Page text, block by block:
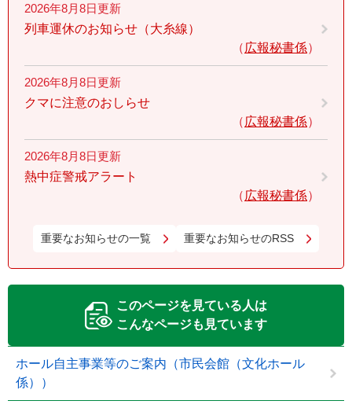
2026年8月8日更新
列車運休のお知らせ（大糸線）
広報秘書係
2026年8月8日更新
クマに注意のおしらせ
広報秘書係
2026年8月8日更新
熱中症警戒アラート
広報秘書係
重要なお知らせの一覧 重要なお知らせのRSS
このページを見ている人は
こんなページも見ています
ホール自主事業等のご案内（市民会館（文化ホール
係））